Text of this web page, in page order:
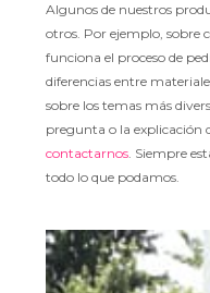
Artistas
Entrevistas
Consejos y trucos
Explicación del
Algunos de nuestros
otros. Por ejemplo, sobre
funciona el proceso de
diferencias entre
sobre los temas más
pregunta o la explicación
contactarnos. Siempre
todo lo que podamos.